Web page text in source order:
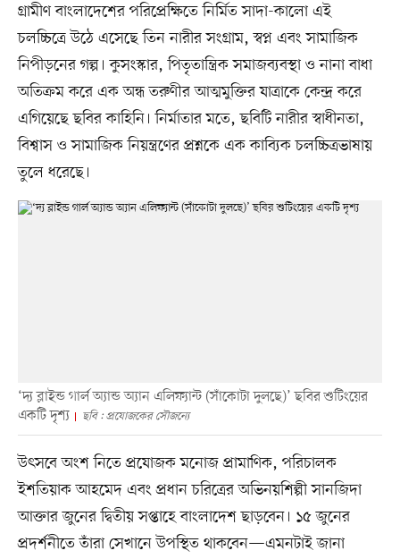
গ্রামীণ বাংলাদেশের পরিপ্রেক্ষিতে নির্মিত সাদা-কালো এই
চলচ্চিত্রে উঠে এসেছে তিন নারীর সংগ্রাম, স্বপ্ন এবং সামাজিক
নিপীড়নের গল্প। কুসংস্কার, পিতৃতান্ত্রিক সমাজব্যবস্থা ও নানা বাধা
অতিক্রম করে এক অন্ধ তরুণীর আত্মমুক্তির যাত্রাকে কেন্দ্র করে
এগিয়েছে ছবির কাহিনি। নির্মাতার মতে, ছবিটি নারীর স্বাধীনতা,
বিশ্বাস ও সামাজিক নিয়ন্ত্রণের প্রশ্নকে এক কাব্যিক চলচ্চিত্রভাষায়
তুলে ধরেছে।
‘দ্য ব্লাইন্ড গার্ল অ্যান্ড অ্যান এলিফ্যান্ট (সাঁকোটা দুলছে)’ ছবির শুটিংয়ের
একটি দৃশ্য
ছবি : প্রযোজকের সৌজন্যে
উৎসবে অংশ নিতে প্রযোজক মনোজ প্রামাণিক, পরিচালক
ইশতিয়াক আহমেদ এবং প্রধান চরিত্রের অভিনয়শিল্পী সানজিদা
আক্তার জুনের দ্বিতীয় সপ্তাহে বাংলাদেশ ছাড়বেন। ১৫ জুনের
প্রদর্শনীতে তাঁরা সেখানে উপস্থিত থাকবেন—এমনটাই জানা